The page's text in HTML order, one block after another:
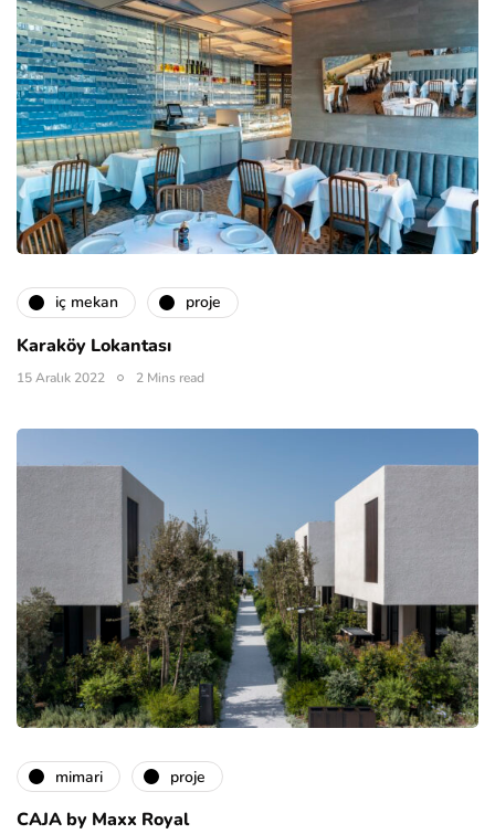
i̇ç mekan proje
Karaköy Lokantası
15 Aralık 2022 2 Mins read
mimari proje
CAJA by Maxx Royal